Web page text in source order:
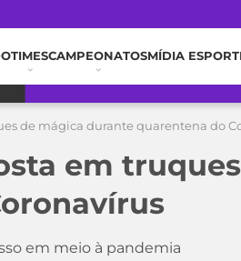
TIMESCAMPEONATOSMÍDIA
de mágica durante quarentena do
em
em meio à pandemia